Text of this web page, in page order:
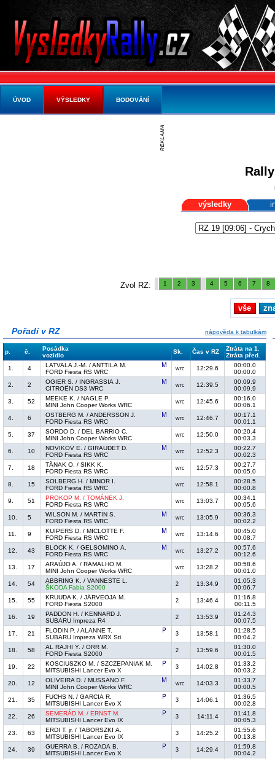
výsledky
Zvol RZ: 1 2 3 4 5 6 7 8
vše
Pořadí v RZ nápověda k tabulkám
p. č.
Posádka
vozidlo
Sk. Čas v RZ
Ztráta na 1.
Ztráta před.
1.
4
LATVALA J.-M. / ANTTILA M.
FORD Fiesta RS WRC
wrc 12:29.6
00:00.0
00:00.0
2.
2
OGIER S. / INGRASSIA J.
CITROËN DS3 WRC
wrc 12:39.5
00:09.9
00:09.9
3.
52
MEEKE K. / NAGLE P.
MINI John Cooper Works WRC
wrc 12:45.6
00:16.0
00:06.1
4.
6
OSTBERG M. / ANDERSSON J.
FORD Fiesta RS WRC
wrc 12:46.7
00:17.1
00:01.1
5.
37
SORDO D. / DEL BARRIO C.
MINI John Cooper Works WRC
wrc 12:50.0
00:20.4
00:03.3
6.
10
NOVIKOV E. / GIRAUDET D.
FORD Fiesta RS WRC
wrc 12:52.3
00:22.7
00:02.3
7.
18
TÄNAK O. / SIKK K.
FORD Fiesta RS WRC
wrc 12:57.3
00:27.7
00:05.0
8.
15
SOLBERG H. / MINOR I.
FORD Fiesta RS WRC
wrc 12:58.1
00:28.5
00:00.8
9.
51
PROKOP M. / TOMÁNEK J.
FORD Fiesta RS WRC
wrc 13:03.7
00:34.1
00:05.6
10.
5
WILSON M. / MARTIN S.
FORD Fiesta RS WRC
wrc 13:05.9
00:36.3
00:02.2
11.
9
KUIPERS D. / MICLOTTE F.
FORD Fiesta RS WRC
wrc 13:14.6
00:45.0
00:08.7
12.
43
BLOCK K. / GELSOMINO A.
FORD Fiesta RS WRC
wrc 13:27.2
00:57.6
00:12.6
13.
17
ARAÚJO A. / RAMALHO M.
MINI John Cooper Works WRC
wrc 13:28.2
00:58.6
00:01.0
14.
54
ABBRING K. / VANNESTE L.
ŠKODA Fabia S2000
2 13:34.9
01:05.3
00:06.7
15.
55
KRUUDA K. / JÄRVEOJA M.
FORD Fiesta S2000
2 13:46.4
01:16.8
00:11.5
16.
19
PADDON H. / KENNARD J.
SUBARU Impreza R4
2 13:53.9
01:24.3
00:07.5
17.
21
FLODIN P. / ALANNE T.
SUBARU Impreza WRX Sti
3 13:58.1
01:28.5
00:04.2
18.
58
AL RAJHI Y. / ORR M.
FORD Fiesta S2000
2 13:59.6
01:30.0
00:01.5
19.
22
KOSCIUSZKO M. / SZCZEPANIAK M.
MITSUBISHI Lancer Evo X
3 14:02.8
01:33.2
00:03.2
20.
12
OLIVEIRA D. / MUSSANO F.
MINI John Cooper Works WRC
wrc 14:03.3
01:33.7
00:00.5
21.
35
FUCHS N. / GARCIA R.
MITSUBISHI Lancer Evo X
3 14:06.1
01:36.5
00:02.8
22.
26
SEMERÁD M. / ERNST M.
MITSUBISHI Lancer Evo IX
3 14:11.4
01:41.8
00:05.3
23.
63
ERDI T. jr. / TABORSZKI A.
MITSUBISHI Lancer Evo IX
3 14:25.2
01:55.6
00:13.8
24.
39
GUERRA B. / ROZADA B.
MITSUBISHI Lancer Evo X
3 14:29.4
01:59.8
00:04.2
ÚVOD VÝSLEDKY BODOVÁNÍ